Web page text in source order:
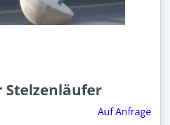
Stelzenläufer
Auf Anfrage